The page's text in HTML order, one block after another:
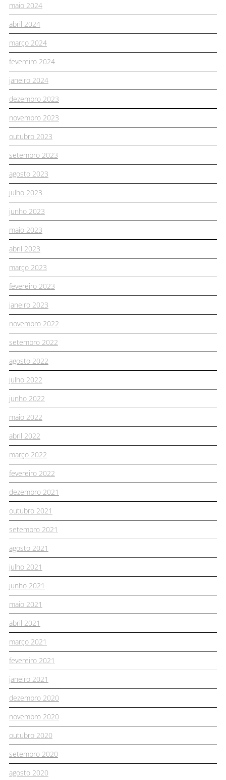
maio 2024
abril 2024
março 2024
fevereiro 2024
janeiro 2024
dezembro 2023
novembro 2023
outubro 2023
setembro 2023
agosto 2023
julho 2023
junho 2023
maio 2023
abril 2023
março 2023
fevereiro 2023
janeiro 2023
novembro 2022
setembro 2022
agosto 2022
julho 2022
junho 2022
maio 2022
abril 2022
março 2022
fevereiro 2022
dezembro 2021
outubro 2021
setembro 2021
agosto 2021
julho 2021
junho 2021
maio 2021
abril 2021
março 2021
fevereiro 2021
janeiro 2021
dezembro 2020
novembro 2020
outubro 2020
setembro 2020
agosto 2020